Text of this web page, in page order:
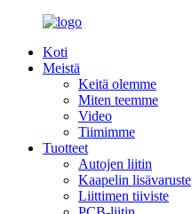
Koti
Meistä
Keitä olemme
Miten teemme
Video
Tiimimme
Tuotteet
Autojen liitin
Kaapelin lisävaruste
Liittimen tiiviste